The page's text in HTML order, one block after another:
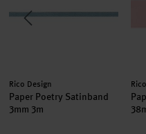
Hersteller:
Rico Design
Paper Poetry Satinband
3mm 3m